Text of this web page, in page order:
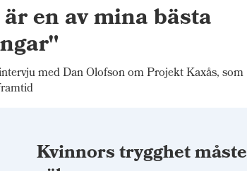
en av mina bästa
med Dan Olofson om Projekt Kaxås, som
Kvinnors trygghet måste